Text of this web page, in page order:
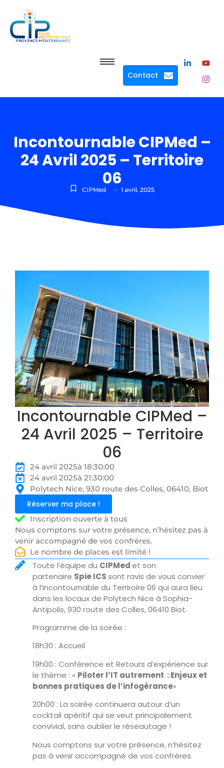
Contact
Incontournable CIPMed –
24 Avril 2025 – Territoire
06
CIPMed - 1 avril, 2025
Incontournable CIPMed –
24 Avril 2025 – Territoire
06
24 avril 2025à 18:30:00
24 avril 2025à 21:30:00
Polytech Nice, 930 route des Colles, 06410, Biot
Réserver ma place !
Inscription ouverte à tous
Nous comptons sur votre présence, n’hésitez pas à
venir accompagné de vos confrères.
Le nombre de places est limité !
Toute l’équipe du CIPMedet son
partenaire Spie ICSsont ravis de vous convier
à l’Incontournable du Terriroire 06 qui aura lieu
dans les locaux de Polytech Nice à Sophia-
Antipolis, 930 route des Colles, 06410 Biot.
Programme de la soirée :
18h30 : Accueil
19h00 : Conférence et Retours d’expérience sur
le thème : « Piloter l’IT autrement : Enjeux et
bonnes pratiques de l’infogérance»
20h00 : La soirée continuera autour d’un
cocktail apéritif qui se veut principalement
convivial, sans oublier le réseautage !
Nous comptons sur votre présence, n’hésitez
pas à venir accompagné de vos confrères.